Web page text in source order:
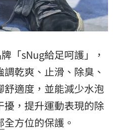
「sNug給足呵護」，
乾爽、止滑、除臭、
適度，並能減少水泡
，提升運動表現的除
全方位的保護。